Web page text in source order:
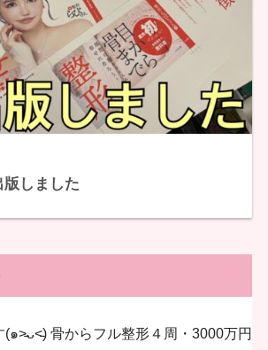
しました
˃̵ᴗ˂̵) 骨からフル整形４周・3000万円